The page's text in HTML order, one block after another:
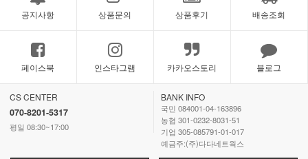
공지사항 상품문의 상품후기 배송조회
페이스북 인스타그램 카카오스토리 블로그
CS CENTER
070-8201-5317
평일 08:30~17:00
BANK INFO
국민 084001-04-163896
농협 301-0232-8031-51
기업 305-085791-01-017
예금주:(주)다다네트웍스